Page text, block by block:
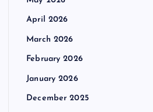
April 2026
March 2026
February 2026
January 2026
December 2025